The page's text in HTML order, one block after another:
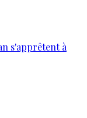
s'apprêtent à